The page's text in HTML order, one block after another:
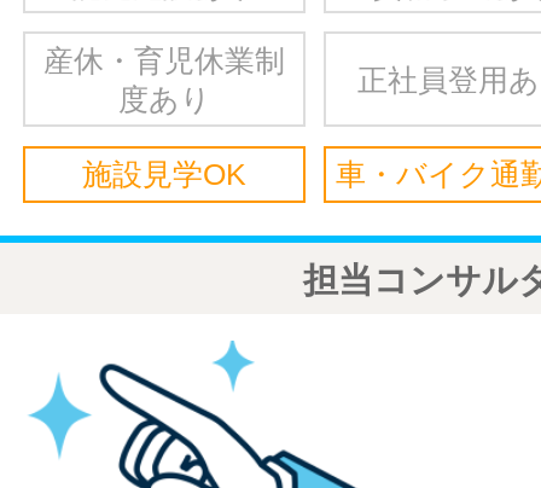
産休・育児休業制
度あり
正社員登用
施設見学OK 車・バイク通
担当コンサル